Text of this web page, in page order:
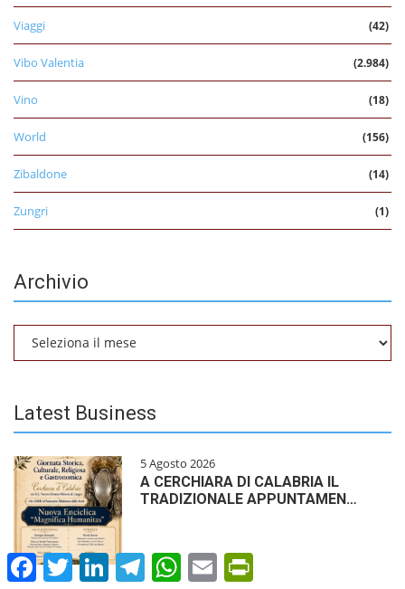
FacebookTwitterLinkedInTelegramWhatsAppEmail
Viaggi (42)
Vibo Valentia (2.984)
Vino (18)
World (156)
Zibaldone (14)
Zungri (1)
Archivio
Archivio
Latest Business
5 Agosto 2026
A CERCHIARA DI CALABRIA IL
TRADIZIONALE APPUNTAMEN…